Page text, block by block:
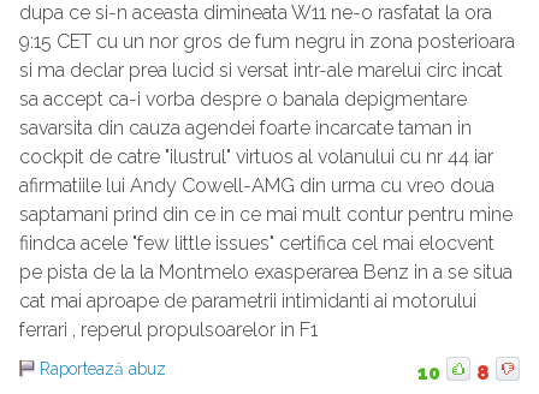
dupa ce si-n aceasta dimineata W11 ne-o rasfatat la ora
9:15 CET cu un nor gros de fum negru in zona posterioara
si ma declar prea lucid si versat intr-ale marelui circ incat
sa accept ca-i vorba despre o banala depigmentare
savarsita din cauza agendei foarte incarcate taman in
cockpit de catre "ilustrul" virtuos al volanului cu nr 44 iar
afirmatiile lui Andy Cowell-AMG din urma cu vreo doua
saptamani prind din ce in ce mai mult contur pentru mine
fiindca acele "few little issues" certifica cel mai elocvent
pe pista de la la Montmelo exasperarea Benz in a se situa
cat mai aproape de parametrii intimidanti ai motorului
ferrari , reperul propulsoarelor in F1
Raportează abuz 10 8